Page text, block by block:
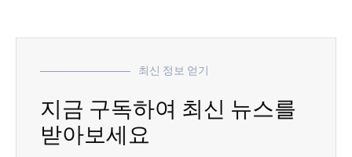
최신 정보 얻기
지금 구독하여 최신 뉴스를
받아보세요